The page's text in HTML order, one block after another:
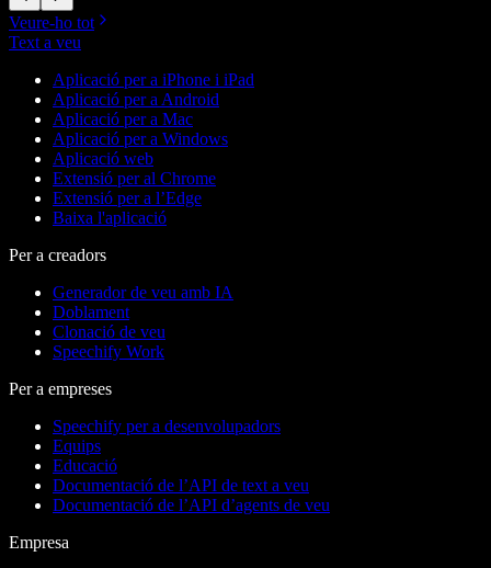
Veure-ho tot
Text a veu
Aplicació per a iPhone i iPad
Aplicació per a Android
Aplicació per a Mac
Aplicació per a Windows
Aplicació web
Extensió per al Chrome
Extensió per a l’Edge
Baixa l'aplicació
Per a creadors
Generador de veu amb IA
Doblament
Clonació de veu
Speechify Work
Per a empreses
Speechify per a desenvolupadors
Equips
Educació
Documentació de l’API de text a veu
Documentació de l’API d’agents de veu
Empresa